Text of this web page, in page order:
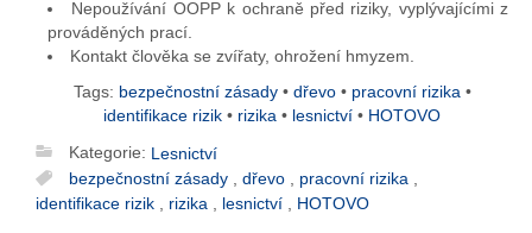
Nepoužívání OOPP k ochraně před riziky, vyplývajícími z
prováděných prací.
Kontakt člověka se zvířaty, ohrožení hmyzem.
Tags: bezpečnostní zásady• dřevo• pracovní rizika •
identifikace rizik • rizika • lesnictví • HOTOVO
Kategorie: Lesnictví
bezpečnostní zásady , dřevo , pracovní rizika ,
identifikace rizik , rizika , lesnictví , HOTOVO